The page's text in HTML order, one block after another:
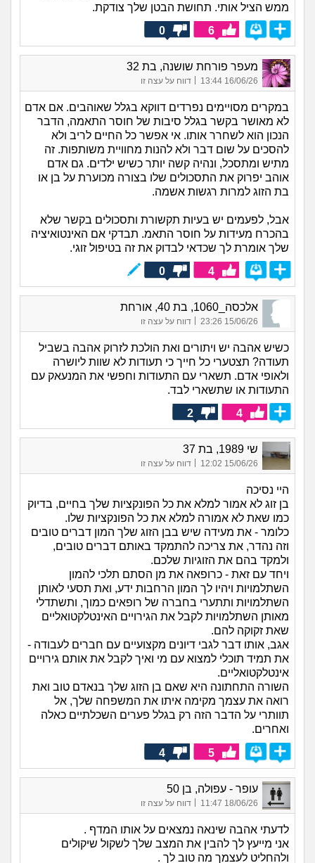
ממש הציל אותי. תחושת הבטן שלך צודקת.
6
0
מעפר פורחת שושנה, בת 32
16/06/26 13:44
| דווח על עצה זו
במקרים מסויימים נפרדים דווקא בגלל שאוהבים. אם אדם
לא מאושר בקשר בגלל סיבות של חוסר התאמה, הדבר
הנכון הוא לשחרר אותו. אי אפשר כל החיים לריב ולא
להסכים על שום דבר ולא להנות מחוויית משותפות. זה
מתיש ומתסכל, ונהיה קשה יותר כשיש ילדים. גם אדם
אוהב יפרוק את התסכולים שלו בצורה מכוערת על בן או
בת הזוג למרות רגשות אשמה.
אבל, לפעמים יש בעיות תקשורת ותסכולים בקשר שלא
בהכרח מעידות על חוסר התאמ. תבדקי אם האינטואיציה
שלך אומרת לך שכדאי לבדוק את זה בטיפול זוגי.
4
0
אלכסה_1060, בת 40, אורחת
15/06/26 23:26 דווח על עצה זו
כשיש אהבה יש ויתורים ואת הולכת לזרוק אהבה בשביל
תעודה? תצטערי כל חייך כי תעודות לא שוות ליושרה
ולאופי אדם. תשארי עם התעודות וחפשי את המנעאק עם
התעודות או שתשארי לבד.
4
2
שי 1989, בת 37
15/06/26 12:02 דווח על עצה זו
היי נסיכה
בן זוג לא אמור למלא את כל הפונקציות שלך בחיים, בדיוק
כמו שאת לא אמורה למלא את כל הפונקציות שלו.
כלומר - את מעידה שיש בבן הזוג שלך המון דברים טובים
וזה נהדר, את צריכה להתמקד באותם דברים טובים,
ולמקד בהם את הזוגיות שלכם.
ויחד עם זאת - כרופאה את מן הסתם תלכי להמון
השתלמויות ויהיו לך המון הרחבות ידע, ואת תסעי לאותן
השתלמויות ותתערי בחברה של רופאים כמוך, ותשתדלי
מאותן השתלמויות לקבל את הגירויים האינטלקטואליים
שאת זקוקה להם.
אגב, אותו דבר לגבי דיונים מקצועיים עם חברים לעבודה -
את תמיד תוכלי למצוא עם מי ואיך לקבל את אותם גירויים
אינטלקטואליים.
השורה התחתונה היא שאם בן הזוג שלך בנאדם טוב ואת
רואה את עצמך מקימה איתו את המשפחה שלך, אל
תוותרי על הדבר הזה רק בגלל פערים השכלתיים כאלה
ואחרים.
5
4
עופר - עפולה, בן 50
18/06/26 11:47
| דווח על עצה זו
לדעתי אהבה שינאה נמצאים על אותו המדף .
אני מייעץ לך להבין את המצב שלך לשקול שיקולים
ולהחליט לעצמך מה טוב לך .